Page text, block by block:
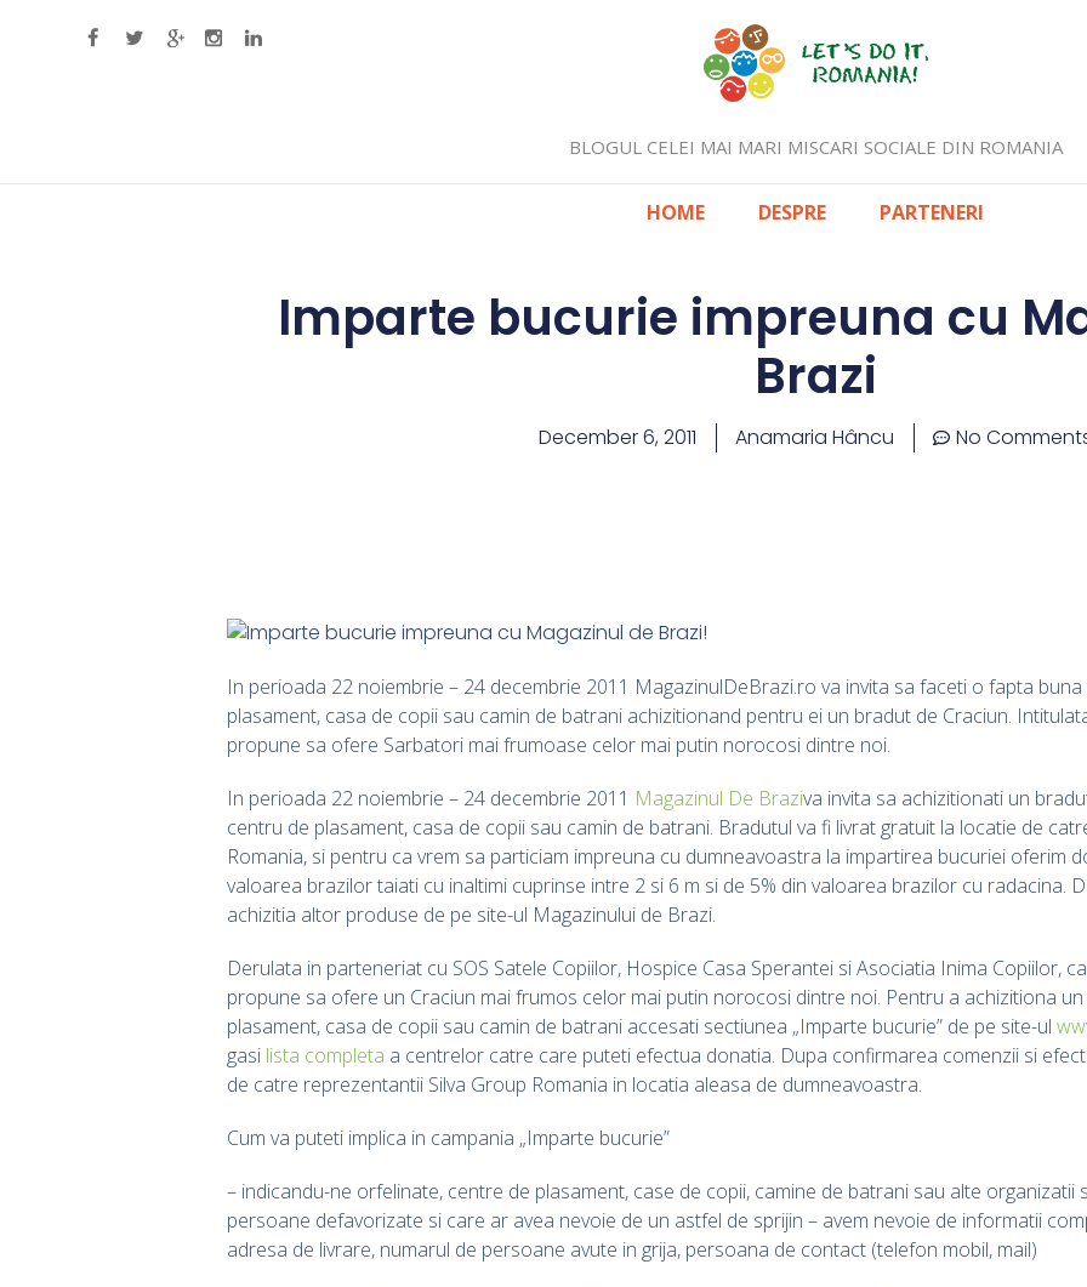
BLOGUL CELEI MAI MARI MISCARI SOCIALE DIN ROMANIA
HOME DESPRE PARTENERI
Imparte bucurie impreuna cu
Brazi
December 6, 2011 Anamaria Hâncu No
In perioada 22 noiembrie – 24 decembrie 2011 MagazinulDeBrazi.ro va invita sa faceti o fapta
plasament, casa de copii sau camin de batrani achizitionand pentru ei un bradut de Craciun.
propune sa ofere Sarbatori mai frumoase celor mai putin norocosi dintre noi.
In perioada 22 noiembrie – 24 decembrie 2011 Magazinul De Braziva invita sa achizitionati un
centru de plasament, casa de copii sau camin de batrani. Bradutul va fi livrat gratuit la locatie de
Romania, si pentru ca vrem sa particiam impreuna cu dumneavoastra la impartirea bucuriei oferim
valoarea brazilor taiati cu inaltimi cuprinse intre 2 si 6 m si de 5% din valoarea brazilor cu radacina.
achizitia altor produse de pe site-ul Magazinului de Brazi.
Derulata in parteneriat cu SOS Satele Copiilor, Hospice Casa Sperantei si Asociatia Inima Copiilor,
propune sa ofere un Craciun mai frumos celor mai putin norocosi dintre noi. Pentru a achizitiona
plasament, casa de copii sau camin de batrani accesati sectiunea „Imparte bucurie” de pe site-ul
gasi lista completa a centrelor catre care puteti efectua donatia. Dupa confirmarea comenzii si
de catre reprezentantii Silva Group Romania in locatia aleasa de dumneavoastra.
Cum va puteti implica in campania „Imparte bucurie”
– indicandu-ne orfelinate, centre de plasament, case de copii, camine de batrani sau alte organizatii
persoane defavorizate si care ar avea nevoie de un astfel de sprijin – avem nevoie de informatii
adresa de livrare, numarul de persoane avute in grija, persoana de contact (telefon mobil, mail)